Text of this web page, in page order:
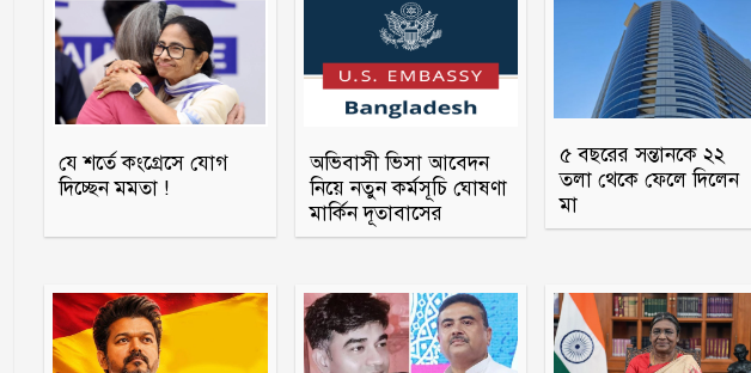
যে শর্তে কংগ্রেসে যোগ
দিচ্ছেন মমতা !
অভিবাসী ভিসা আবেদন
নিয়ে নতুন কর্মসূচি ঘোষণা
মার্কিন দূতাবাসের
৫ বছরের সন্তানকে ২২
তলা থেকে ফেলে দিলেন
মা